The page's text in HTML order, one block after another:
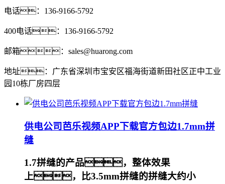
电话：136-9166-5792
400电话：136-9166-5792
邮箱：sales@huarong.com
地址：广东省深圳市宝安区福海街道新田社区正中工业
园10栋厂房四层
供电公司芭乐视频APP下载官方包边1.7mm拼
缝
1.7拼缝的产品，整体效果
上，比3.5mm拼缝的拼缝大约小